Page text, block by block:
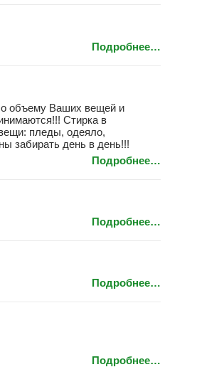
Подробнее…
объему Ваших вещей и
Стирка в
пледы, одеяло,
забирать день в день!!!
Подробнее…
Подробнее…
Подробнее…
Подробнее…